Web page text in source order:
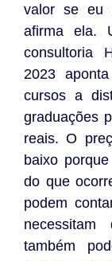
valor se eu
afirma ela.
consultoria
2023
cursos a
graduações
reais. O
baixo
do que
podem
também